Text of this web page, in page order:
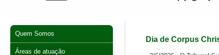
Quem Somos
Áreas de atuação
Dia de Corpus